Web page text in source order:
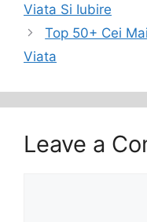
Viata Si Iubire
Top 50+ Cei
Viata
Leave a